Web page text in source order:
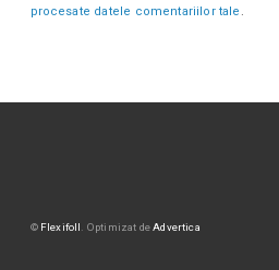
procesate datele comentariilor tale
© Flexifoll . Optimizat deAdvertica